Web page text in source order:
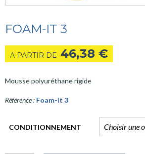
FOAM-IT 3
A PARTIR DE 46,38 €
Mousse polyuréthane rigide
Référence : Foam-it 3
CONDITIONNEMENT